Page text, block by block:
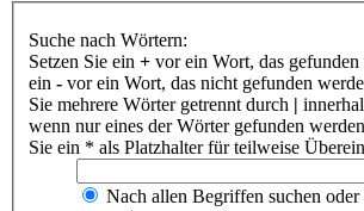
Suche nach Wörtern:
Setzen Sie ein + vor ein Wort, das gefunden
ein - vor ein Wort, das nicht gefunden
Sie mehrere Wörter getrennt durch |
wenn nur eines der Wörter gefunden
Sie ein * als Platzhalter für teilweise
Nach allen Begriffen suchen